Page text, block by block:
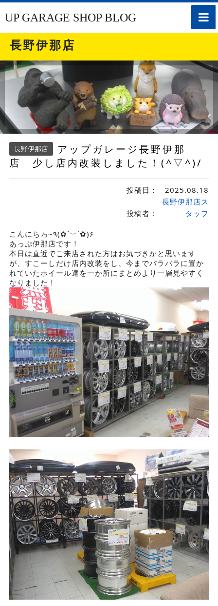
toggle
UP GARAGE SHOP BLOG
長野伊那店
長野伊那店
アップガレージ長野伊那
店 少し店内改装しました！(^▽^)/
投稿日： 2025.08.18
投稿者：
長野伊那店ス
タッフ
こんにちゎ~٩(✿´︶`✿)۶
あっぷ伊那店です！
本日は直近でご来店された方はお気づきかと思います
が、すこーしだけ店内改装をし、今までバラバラに置か
れていたホイール達を一か所にまとめより一層見やすく
なりました！